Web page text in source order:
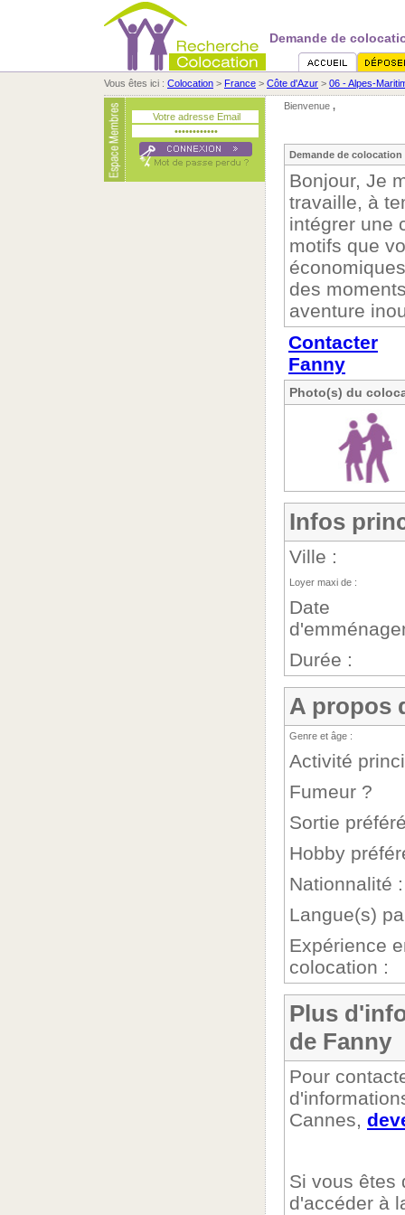
Demande de
Vous êtes ici : Colocation > France > Côte d'Azur > 06 - Alpes-
Bienvenue ,
Demande de colocation
Bonjour, Je
travaille, à
intégrer une
motifs que
des
aventure
Contacter
Fanny
Photo(s) du
Infos
Ville :
Loyer maxi de :
Date
Durée :
A propos
Genre et âge :
Activité
Fumeur ?
Sortie
Hobby
Nationnalité :
Langue(s)
Expérience
colocation :
Plus
de Fanny
Pour
Cannes,
Si vous êtes
d'accéder à